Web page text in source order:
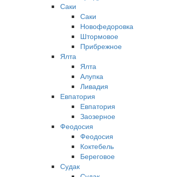
Саки
Саки
Новофедоровка
Штормовое
Прибрежное
Ялта
Ялта
Алупка
Ливадия
Евпатория
Евпатория
Заозерное
Феодосия
Феодосия
Коктебель
Береговое
Судак